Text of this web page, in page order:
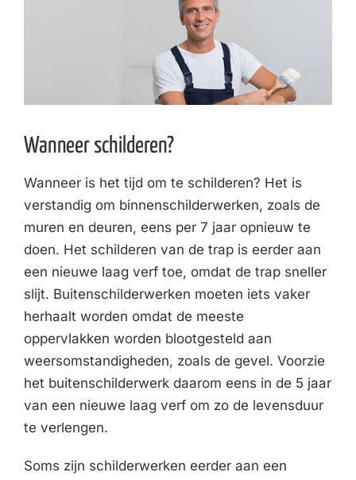
Wanneer schilderen?
Wanneer is het tijd om te schilderen? Het is
verstandig om binnenschilderwerken, zoals de
muren en deuren, eens per 7 jaar opnieuw te
doen. Het schilderen van de trap is eerder aan
een nieuwe laag verf toe, omdat de trap sneller
slijt. Buitenschilderwerken moeten iets vaker
herhaalt worden omdat de meeste
oppervlakken worden blootgesteld aan
weersomstandigheden, zoals de gevel. Voorzie
het buitenschilderwerk daarom eens in de 5 jaar
van een nieuwe laag verf om zo de levensduur
te verlengen.
Soms zijn schilderwerken eerder aan een